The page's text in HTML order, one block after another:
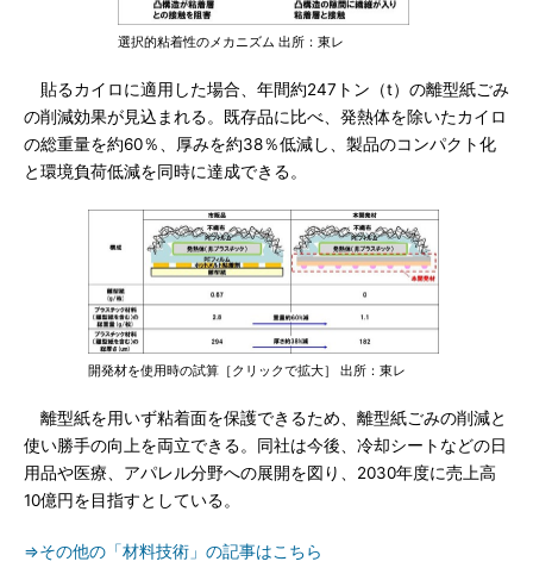
選択的粘着性のメカニズム 出所：東レ
貼るカイロに適用した場合、年間約247トン（t）の離型紙ごみ
の削減効果が見込まれる。既存品に比べ、発熱体を除いたカイロ
の総重量を約60％、厚みを約38％低減し、製品のコンパクト化
と環境負荷低減を同時に達成できる。
開発材を使用時の試算［クリックで拡大］ 出所：東レ
離型紙を用いず粘着面を保護できるため、離型紙ごみの削減と
使い勝手の向上を両立できる。同社は今後、冷却シートなどの日
用品や医療、アパレル分野への展開を図り、2030年度に売上高
10億円を目指すとしている。
⇒その他の「材料技術」の記事はこちら